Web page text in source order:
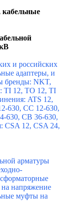
абельной
и российских
адаптеры, и
бренды: NKT,
TI 12, TO 12, TI
ATS 12,
630, CC 12-630,
630, CB 36-630,
CSA 12, CSA 24,
арматуры
напряжение
муфты на